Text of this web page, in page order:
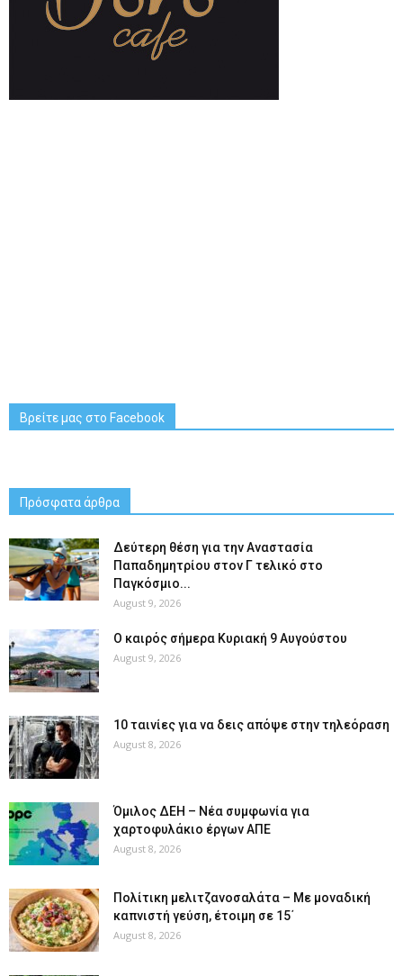
Βρείτε μας στο Facebook
Πρόσφατα άρθρα
Δεύτερη θέση για την Αναστασία
Παπαδημητρίου στον Γ τελικό στο
Παγκόσμιο...
August 9, 2026
Ο καιρός σήμερα Κυριακή 9 Αυγούστου
August 9, 2026
10 ταινίες για να δεις απόψε στην τηλεόραση
August 8, 2026
Όμιλος ΔΕΗ – Νέα συμφωνία για
χαρτοφυλάκιο έργων ΑΠΕ
August 8, 2026
Πολίτικη μελιτζανοσαλάτα – Με μοναδική
καπνιστή γεύση, έτοιμη σε 15΄
August 8, 2026